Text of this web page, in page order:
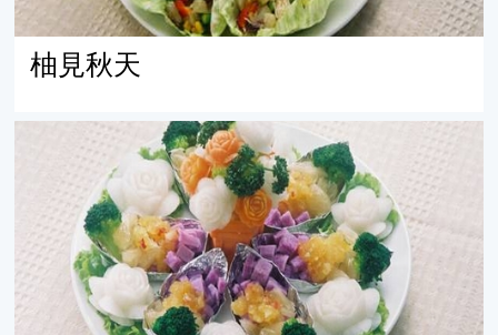
柚見秋天
文旦愛之船